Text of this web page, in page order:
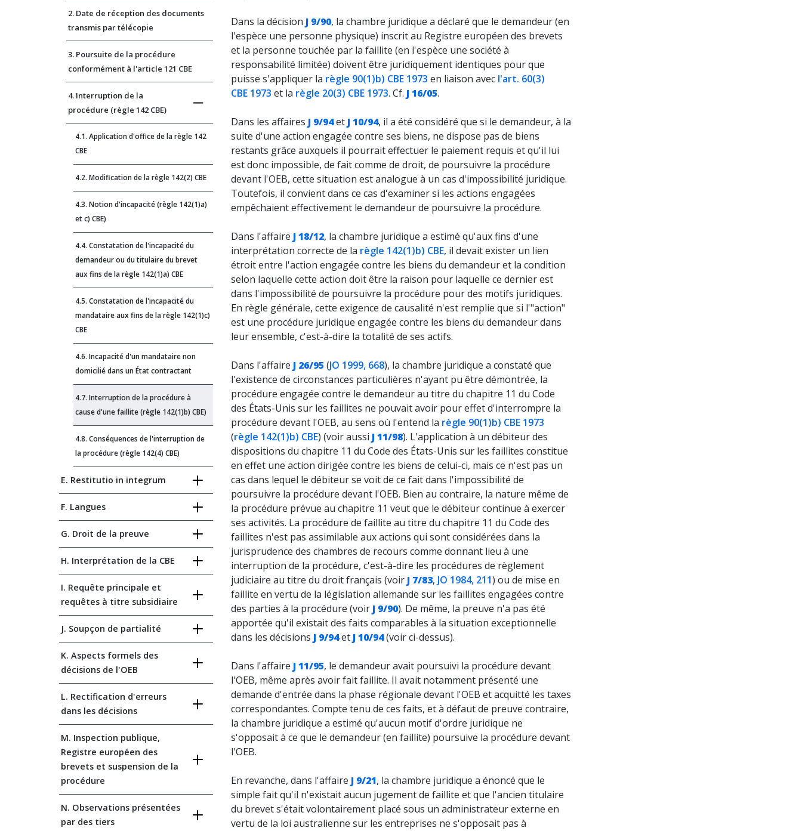
2. Date de réception des documents
transmis par télécopie
3. Poursuite de la procédure
conformément à l'article 121 CBE
4. Interruption de la
procédure (règle 142 CBE)
4.1. Application d'office de la règle 142
CBE
4.2. Modification de la règle 142(2) CBE
4.3. Notion d'incapacité (règle 142(1)a)
et c) CBE)
4.4. Constatation de l'incapacité du
demandeur ou du titulaire du brevet
aux fins de la règle 142(1)a) CBE
4.5. Constatation de l'incapacité du
mandataire aux fins de la règle 142(1)c)
CBE
4.6. Incapacité d'un mandataire non
domicilié dans un État contractant
4.7. Interruption de la procédure à
cause d'une faillite (règle 142(1)b) CBE)
4.8. Conséquences de l'interruption de
la procédure (règle 142(4) CBE)
E. Restitutio in integrum
F. Langues
G. Droit de la preuve
H. Interprétation de la CBE
I. Requête principale et
requêtes à titre subsidiaire
J. Soupçon de partialité
K. Aspects formels des
décisions de l'OEB
L. Rectification d'erreurs
dans les décisions
M. Inspection publique,
Registre européen des
brevets et suspension de la
procédure
N. Observations présentées
par des tiers
Dans la décision J 9/90, la chambre juridique a déclaré que le demandeur (en
l'espèce une personne physique) inscrit au Registre européen des brevets
et la personne touchée par la faillite (en l'espèce une société à
responsabilité limitée) doivent être juridiquement identiques pour que
puisse s'appliquer la règle 90(1)b) CBE 1973 en liaison avec l'art. 60(3)
CBE 1973 et la règle 20(3) CBE 1973. Cf. J 16/05.
Dans les affaires J 9/94et J 10/94, il a été considéré que si le demandeur, à la
suite d'une action engagée contre ses biens, ne dispose pas de biens
restants grâce auxquels il pourrait effectuer le paiement requis et qu'il lui
est donc impossible, de fait comme de droit, de poursuivre la procédure
devant l'OEB, cette situation est analogue à un cas d'impossibilité juridique.
Toutefois, il convient dans ce cas d'examiner si les actions engagées
empêchaient effectivement le demandeur de poursuivre la procédure.
Dans l'affaire J 18/12, la chambre juridique a estimé qu'aux fins d'une
interprétation correcte de la règle 142(1)b) CBE, il devait exister un lien
étroit entre l'action engagée contre les biens du demandeur et la condition
selon laquelle cette action doit être la raison pour laquelle ce dernier est
dans l'impossibilité de poursuivre la procédure pour des motifs juridiques.
En règle générale, cette exigence de causalité n'est remplie que si l'"action"
est une procédure juridique engagée contre les biens du demandeur dans
leur ensemble, c'est-à-dire la totalité de ses actifs.
Dans l'affaire J 26/95 (JO 1999, 668), la chambre juridique a constaté que
l'existence de circonstances particulières n'ayant pu être démontrée, la
procédure engagée contre le demandeur au titre du chapitre 11 du Code
des États-Unis sur les faillites ne pouvait avoir pour effet d'interrompre la
procédure devant l'OEB, au sens où l'entend la règle 90(1)b) CBE 1973
(règle 142(1)b) CBE) (voir aussi J 11/98). L'application à un débiteur des
dispositions du chapitre 11 du Code des États-Unis sur les faillites constitue
en effet une action dirigée contre les biens de celui-ci, mais ce n'est pas un
cas dans lequel le débiteur se voit de ce fait dans l'impossibilité de
poursuivre la procédure devant l'OEB. Bien au contraire, la nature même de
la procédure prévue au chapitre 11 veut que le débiteur continue à exercer
ses activités. La procédure de faillite au titre du chapitre 11 du Code des
faillites n'est pas assimilable aux actions qui sont considérées dans la
jurisprudence des chambres de recours comme donnant lieu à une
interruption de la procédure, c'est-à-dire les procédures de règlement
judiciaire au titre du droit français (voir J 7/83, JO 1984, 211) ou de mise en
faillite en vertu de la législation allemande sur les faillites engagées contre
des parties à la procédure (voir J 9/90). De même, la preuve n'a pas été
apportée qu'il existait des faits comparables à la situation exceptionnelle
dans les décisions J 9/94et J 10/94(voir ci-dessus).
Dans l'affaire J 11/95, le demandeur avait poursuivi la procédure devant
l'OEB, même après avoir fait faillite. Il avait notamment présenté une
demande d'entrée dans la phase régionale devant l'OEB et acquitté les taxes
correspondantes. Compte tenu de ces faits, et à défaut de preuve contraire,
la chambre juridique a estimé qu'aucun motif d'ordre juridique ne
s'opposait à ce que le demandeur (en faillite) poursuive la procédure devant
l'OEB.
En revanche, dans l'affaire J 9/21, la chambre juridique a énoncé que le
simple fait qu'il n'existait aucun jugement de faillite et que l'ancien titulaire
du brevet s'était volontairement placé sous un administrateur externe en
vertu de la loi australienne sur les entreprises ne s'opposait pas à